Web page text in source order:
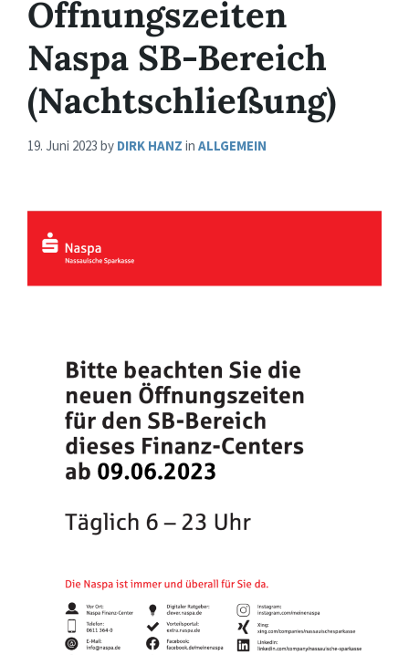
Öffnungszeiten
Naspa SB-Bereich
(Nachtschließung)
19. Juni 2023 by DIRK HANZ in ALLGEMEIN